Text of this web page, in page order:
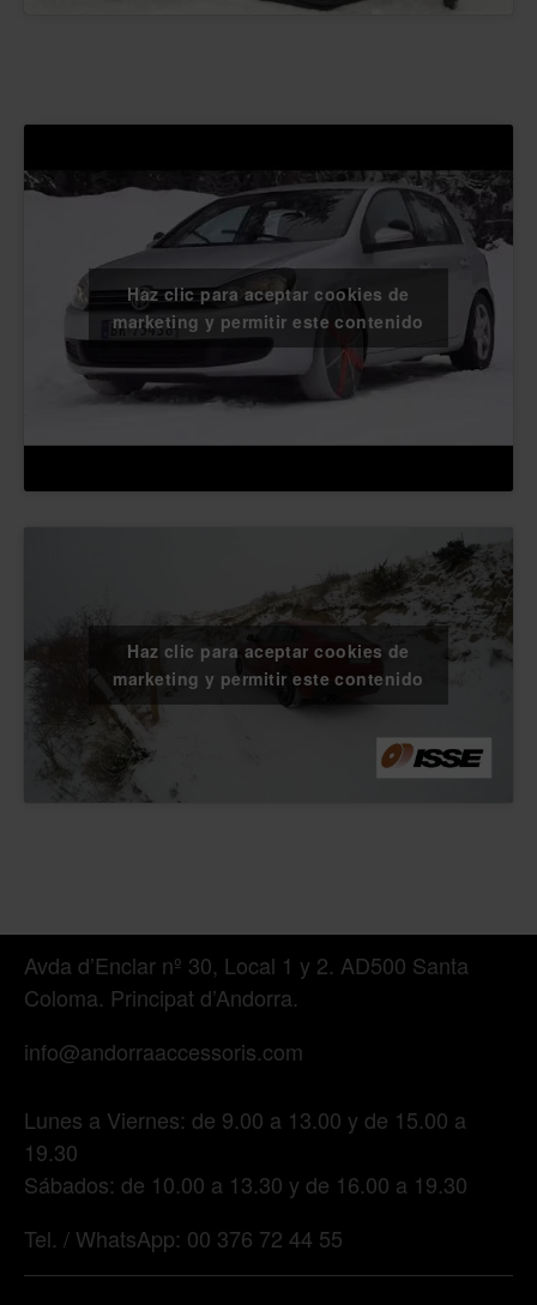
Haz clic para aceptar cookies de
marketing y permitir este contenido
Haz clic para aceptar cookies de
marketing y permitir este contenido
Avda d’Enclar nº 30, Local 1 y 2. AD500 Santa
Coloma. Principat d’Andorra.
info@andorraaccessoris.com
Lunes a Viernes: de 9.00 a 13.00 y de 15.00 a
19.30
Sábados: de 10.00 a 13.30 y de 16.00 a 19.30
Tel. / WhatsApp: 00 376 72 44 55